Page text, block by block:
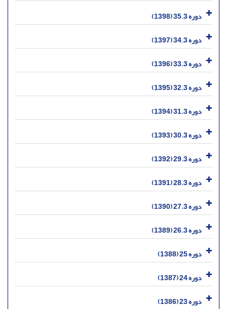
دوره 35.3 (1398)
دوره 34.3 (1397)
دوره 33.3 (1396)
دوره 32.3 (1395)
دوره 31.3 (1394)
دوره 30.3 (1393)
دوره 29.3 (1392)
دوره 28.3 (1391)
دوره 27.3 (1390)
دوره 26.3 (1389)
دوره 25 (1388)
دوره 24 (1387)
دوره 23 (1386)